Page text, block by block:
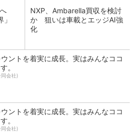
NXP、Ambarella買収を検討
か 狙いは車載とエッジAI強
化
ントを着実に成長。実はみんなココ
。
会社)
ントを着実に成長。実はみんなココ
。
会社)